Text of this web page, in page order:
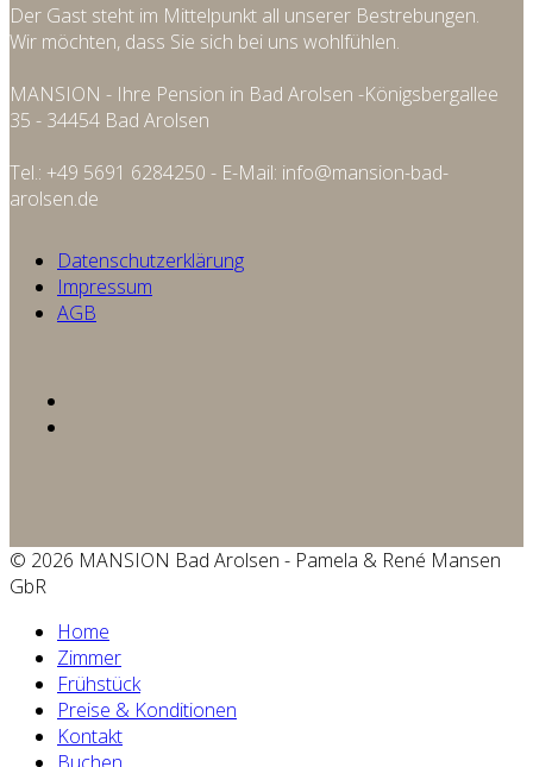
Der Gast steht im Mittelpunkt all unserer Bestrebungen.
Wir möchten, dass Sie sich bei uns wohlfühlen.
MANSION - Ihre Pension in Bad Arolsen -Königsbergallee
35 - 34454 Bad Arolsen
Tel.: +49 5691 6284250 - E-Mail: info@mansion-bad-
arolsen.de
Datenschutzerklärung
Impressum
AGB
© 2026 MANSION Bad Arolsen - Pamela & René Mansen
GbR
Home
Zimmer
Frühstück
Preise & Konditionen
Kontakt